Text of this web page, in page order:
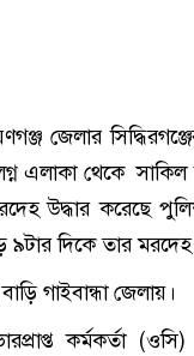
জেলার
এলাকা থেকে
উদ্ধার করেছে
৯টার দিকে তার মরদেহ
গাইবান্ধা জেলায়।
কর্মকর্তা